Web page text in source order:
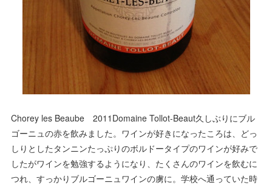
Chorey les Beaube 2011Domaine Tollot-Beaut久しぶりにブル
ゴーニュの赤を飲みました。ワインが好きになったころは、どっ
しりとしたタンニンたっぷりのボルドータイプのワインが好みで
したがワインを勉強するようになり、たくさんのワインを飲むに
つれ、すっかりブルゴーニュワインの虜に。学校へ通っていた時